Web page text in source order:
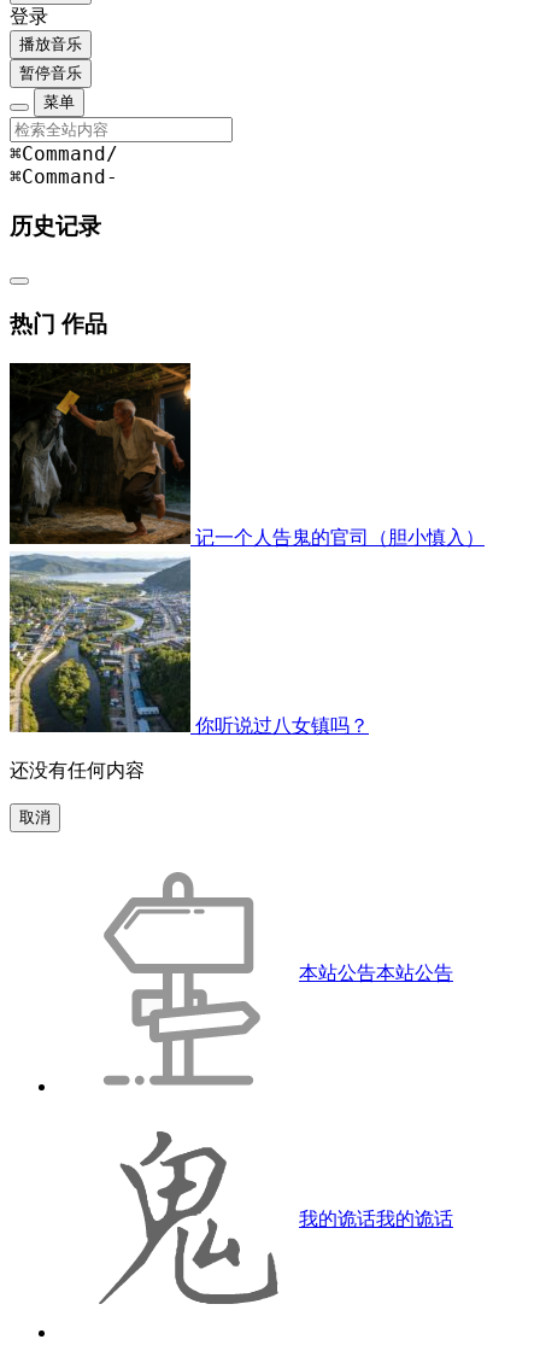
登录
播放音乐
暂停音乐
菜单
⌘Command/
⌘Command-
历史记录
热门 作品
记一个人告鬼的官司（胆小慎入）
你听说过八女镇吗？
还没有任何内容
取消
本站公告本站公告
我的诡话我的诡话